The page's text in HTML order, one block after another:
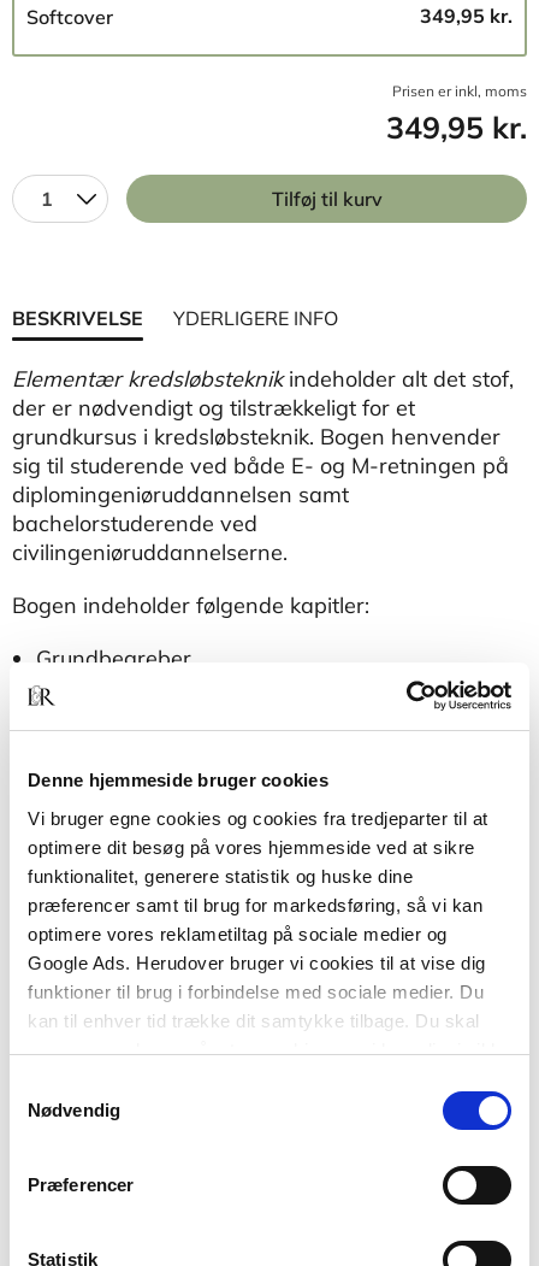
Denne hjemmeside bruger cookies
Vi bruger egne cookies og cookies fra tredjeparter til at
optimere dit besøg på vores hjemmeside ved at sikre
funktionalitet, generere statistik og huske dine
præferencer samt til brug for markedsføring, så vi kan
optimere vores reklametiltag på sociale medier og
Google Ads. Herudover bruger vi cookies til at vise dig
funktioner til brug i forbindelse med sociale medier. Du
kan til enhver tid trække dit samtykke tilbage. Du skal
være opmærksom på, at vores hjemmeside muligvis ikke
tilbagetrækker et samtykke.
Nødvendig
Præferencer
Statistik
Softcover 349,95 kr.
Prisen er inkl, moms
349,95 kr.
1 Tilføj til kurv
BESKRIVELSE YDERLIGERE INFO
Elementær kredsløbsteknikindeholder alt det stof,
der er nødvendigt og tilstrækkeligt for et
grundkursus i kredsløbsteknik. Bogen henvender
sig til studerende ved både E- og M-retningen på
diplomingeniøruddannelsen samt
bachelorstuderende ved
civilingeniøruddannelserne.
Bogen indeholder følgende kapitler:
Grundbegreber
Kredsløbselementerne
Netværksanalyse
Kondensatorer og spoler
Transiente forløb
Vekselstrømskredsløb
Nogle vekselstrømsbegreber
Symmetriske trefasesystemer
Elektriske målinger
Frekvensdomænet
Frekvensanalyse
Toporte